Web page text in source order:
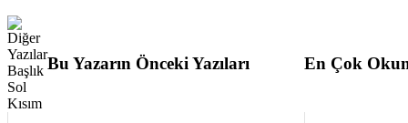
Bu Yazarın Önceki Yazıları En Çok